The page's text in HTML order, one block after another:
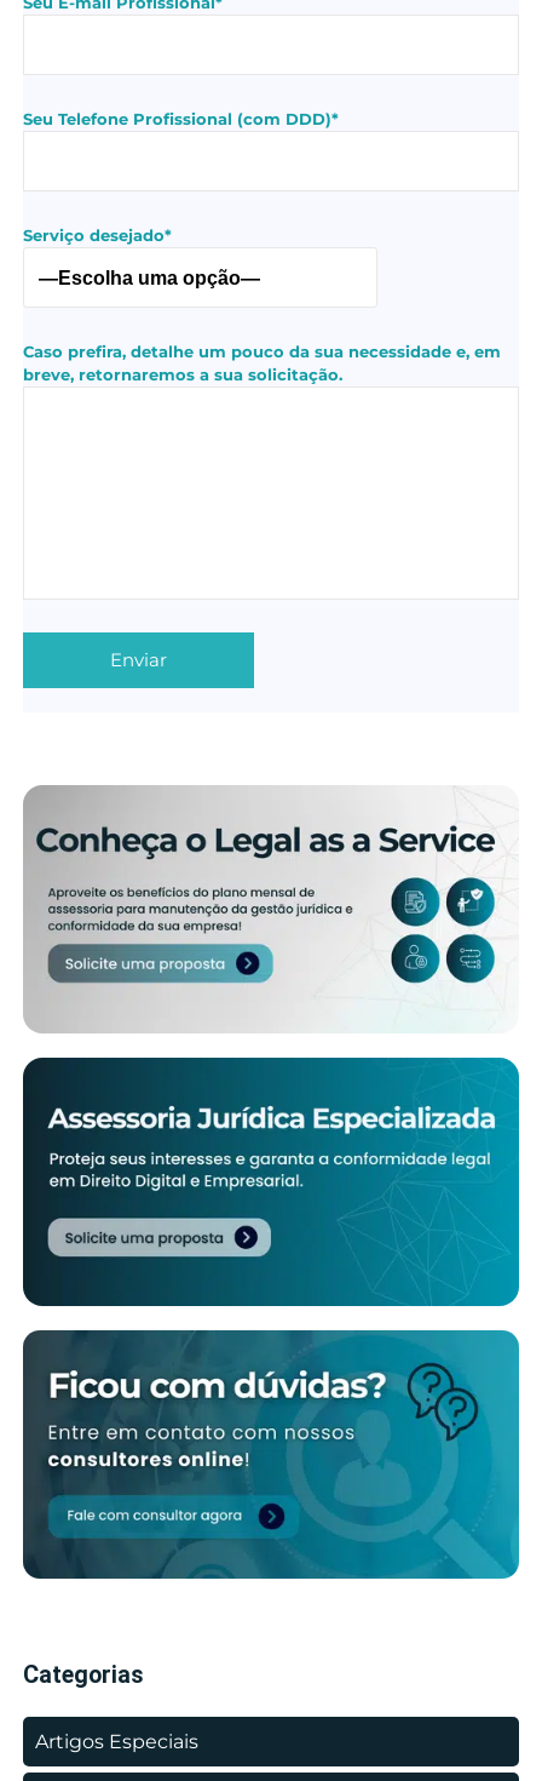
Seu Telefone Profissional (com DDD)*
Serviço desejado*
Caso prefira, detalhe um pouco da sua necessidade e, em
breve, retornaremos a sua solicitação.
Categorias
Artigos Especiais